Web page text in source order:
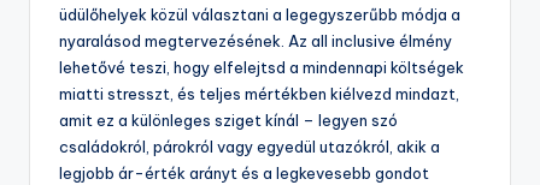
üdülőhelyek közül választani a legegyszerűbb módja a
nyaralásod megtervezésének. Az all inclusive élmény
lehetővé teszi, hogy elfelejtsd a mindennapi költségek
miatti stresszt, és teljes mértékben kiélvezd mindazt,
amit ez a különleges sziget kínál – legyen szó
családokról, párokról vagy egyedül utazókról, akik a
legjobb ár-érték arányt és a legkevesebb gondot